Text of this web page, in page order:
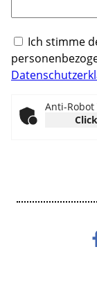
Ich stimme
Anti-